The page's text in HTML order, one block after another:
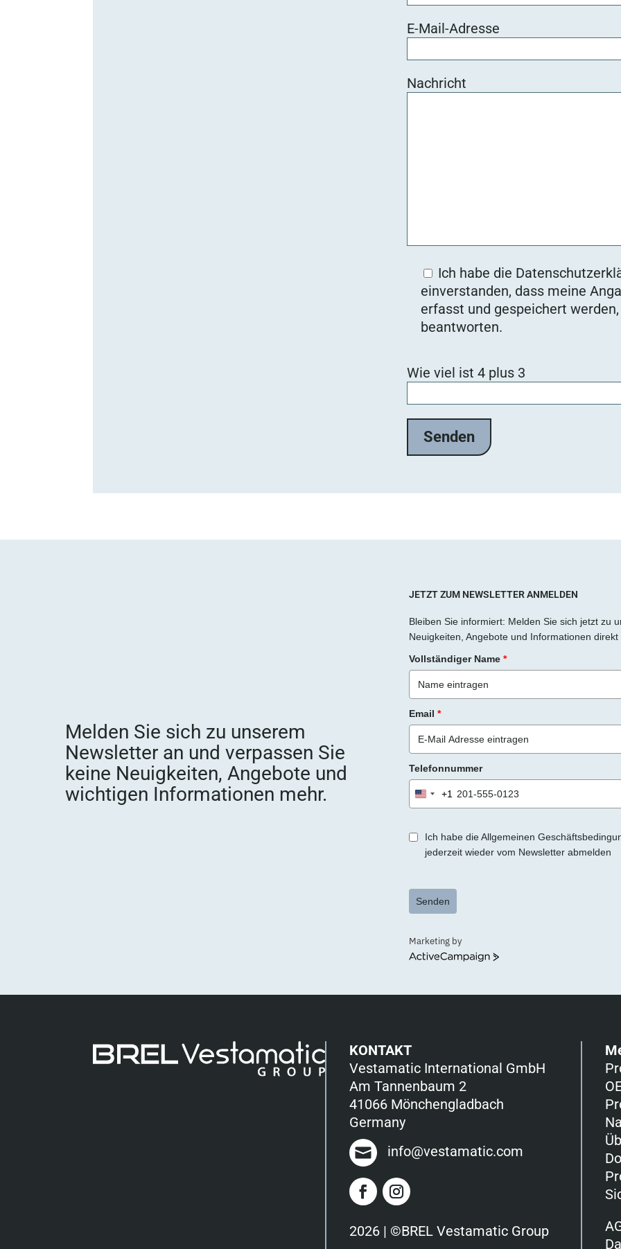
E-Mail-Adresse
Nachricht
Ich habe die
einverstanden, dass meine
erfasst und gespeichert
beantworten.
Wie viel ist 4 plus 3
Melden Sie sich zu unserem
Newsletter an und verpassen Sie
keine Neuigkeiten, Angebote und
wichtigen Informationen mehr.
JETZT ZUM NEWSLETTER ANMELDEN
Bleiben Sie informiert: Melden Sie sich jetzt zu
Neuigkeiten, Angebote und Informationen
Vollständiger Name *
Email *
Telefonnummer
United
+1
Ich habe die Allgemeinen
jederzeit wieder vom Newsletter abmelden
Senden
Marketing by
ActiveCampaign
KONTAKT
Vestamatic International GmbH
Am Tannenbaum 2
41066 Mönchengladbach
Germany
info@vestamatic.com
2026 | ©BREL Vestamatic Group